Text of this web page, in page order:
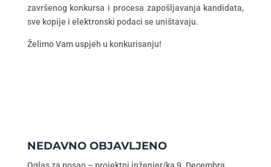
završenog konkursa i procesa zapošljavanja kandidata,
sve kopije i elektronski podaci se uništavaju.
Želimo Vam uspjeh u konkurisanju!
NEDAVNO OBJAVLJENO